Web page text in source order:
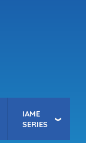
IAME
SERIES